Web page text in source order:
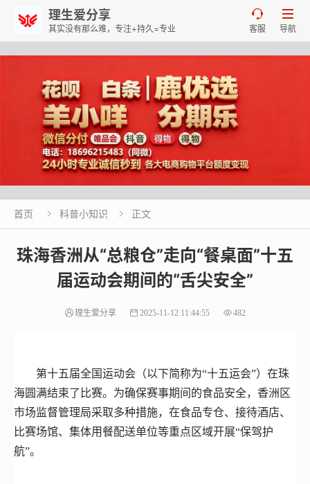
理生爱分享
其实没有那么难，专注+持久=专业

导航

客服
首页  科普小知识  正文
珠海香洲从“总粮仓”走向“餐桌面”十五
届运动会期间的“舌尖安全”
理生爱分享 2025-11-12 11:44:55 482
第十五届全国运动会（以下简称为“十五运会”）在珠
海圆满结束了比赛。为确保赛事期间的食品安全，香洲区
市场监督管理局采取多种措施，在食品专仓、接待酒店、
比赛场馆、集体用餐配送单位等重点区域开展“保驾护
航”。